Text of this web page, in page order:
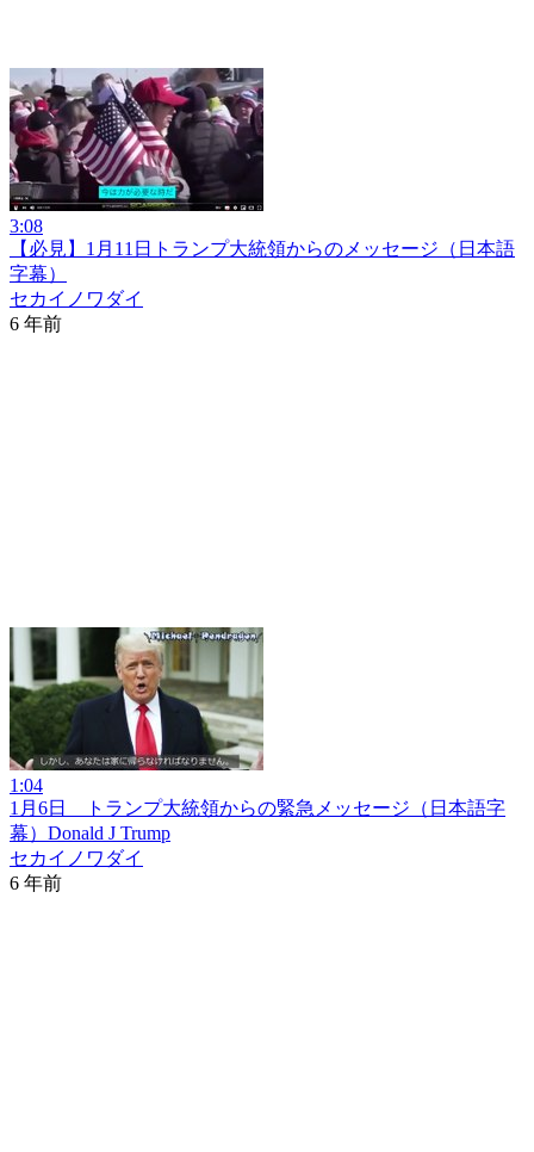
3:08
【必見】1月11日トランプ大統領からのメッセージ（日本語
字幕）
セカイノワダイ
6 年前
1:04
1月6日 トランプ大統領からの緊急メッセージ（日本語字
幕）Donald J Trump
セカイノワダイ
6 年前